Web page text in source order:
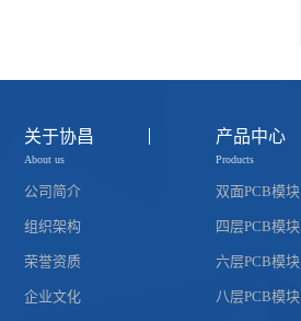
关于协昌
About us
公司简介
组织架构
荣誉资质
企业文化
产品中心
Products
双面PCB模块
四层PCB模块
六层PCB模块
八层PCB模块